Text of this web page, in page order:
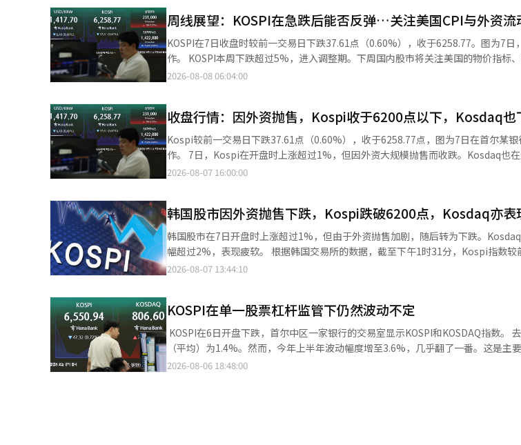
周线展望：KOSPI在急跌后能否反弹…关注美国CPI与外资流
KOSPI在7日收盘时较前一交易日下跌37.61点（0.60%），收于6258.77。图为7日
作。 KOSPI本周下跌超过5%，进入调整期。下周国内股市将关注美国的物价指标、外资流动以及半导体投资情绪的
恢复。证券界认为，尽管业绩改善的趋势仍在，但短期内因获利了结而出现的抛售可能
大规模人工智能（AI）投资后，KOSPI曾急剧反弹，但本周外资的卖出压力再次加
KOSPI在开盘时一度上涨超过1%，但外资净卖出8625亿韩元，最终收于6258.77。 证券界将美国AI投资周期的持续
性视为市场的关键变量。微软、亚马逊、Meta等主要科技公司在最近的业绩发布
（CAPEX）的趋势，并表示将继续投资AI基础设施。然而，市场的关注点已从投资规
内企业的业绩保持良好。KOSPI的净利润预估最近被上调，除三星电子和SK海力士
资在现货市场上转为净卖出，期货市场也没有出现积极的买入方向。单一股票杠杆
动性已大幅减弱，但分析认为，外资资金要真正流入，需要股东回报政策的具体化等制度性催化
美国7月消费者物价指数（CPI）、生产者物价指数（PPI）和零售销售等主要经济
期，可能导致长期利率上升和美元走强，从而对外资流动造成压力。相反，如果物
绩的改善预期可能会再次受到关注。 证券界认为，目前的调整更多是由于估值压力和获利了结，而非业绩恶化。由于
带来的波动性已大幅减弱，但为了进一步吸引外资资金流入，需要股东回报政策的
剂。”他还提到：“美国内存半导体期权市场上仍然存在的对冲头寸也是短期波动的因素。” 友安达证
在元表示：“当前市场正处于验证AI投资盈利能力和持续性的阶段，而非业绩受损
外资的净买入回归，以及美国物价指标、长期利率和地缘政治风险的缓解将是重
（AI）系统翻译与编辑。
2026-08-08 06:04:00
收盘行情：因外资抛售，Kospi收于6200点以下，Kosdaq也
Kospi较前一交易日下跌37.61点（0.60%），收于6258.77点，图为7日在首尔某
作。 7日，Kospi在开盘时上涨超过1%，但因外资大规模抛售而收跌。Kosdaq也在外资和机构的共同净卖出下出现
急剧下跌，但在交易结束前部分回升。 根据韩国交易所的数据，Kospi收于6258.77点，较前一交易日下跌37.61点
亿韩元，导致指数下跌。 Kospi市值前列的股票表现不一。三星电子（0.22%）、三星电机（3.99%）、LG能源解决
方案（4.35%）、三星生物制药（2.77%）、KB金融（2.51%）、汉华航空航天（
（-4.88%）、SK广场（-3.20%）、现代汽车（-1.13%）等则下跌。 Kosdaq指数收于798.81点，较前一交易日下跌
2.86点（0.36%）。该指数开盘时为807.62点，较前一交易日上涨5.95点（0.74%
跌超过3%，后有所回升。 在Kosdaq市场上，外资和机构分别净卖出2540亿韩元和1030亿韩元。个人则净买入3406
生态科技B（4.39%）、HLB（5.97%）、ABL生物（3.96%）、佩普特龙（2.13%
（-5.01%）、周成工程（-4.20%）、利诺工业（-1.79%）、元益IPS（-4.64%）
（AI）系统翻译与编辑。
2026-08-07 16:00:00
韩国股市因外资抛售下跌，Kospi跌破6200点，Kosdaq亦表
韩国股市在7日开盘时上涨超过1%，但由于外资抛售加剧，随后转为下跌。
幅超过2%，表现疲软。 根据韩国交易所的数据，截至下午1时31分，Kospi指数较前一个交易日下跌54.45点
（0.86%），报6241.93点。该指数开盘时较前一交易日上涨68.69点（1.09%），
三星生物制药（上涨1.19%）、KB金融（上涨1.57%）和汉华航空航天（上涨
（下跌4.68%）、SK广场（下跌3.25%）和现代汽车（下跌1.69%）则出现下跌。 同一时间，Kosdaq指数较前一个
交易日下跌16.01点（2.00%），报785.66点。该指数开盘时较前一交易日上涨
随后转为下跌。 在Kosdaq市场上，外资和机构分别净卖出2267亿韩元和1532亿韩元，个人则净买入3705亿韩元。
Kosdaq市值前列的股票表现也不一。阿尔特基因（上涨0.17%）、EcoPro BM（上
2026-08-07 13:44:10
KOSPI在单一股票杠杆监管下仍然波动不定
​​​​ KOSPI在6日开盘下跌，首尔中区一家银行的交易室显示KOSPI和KOSDAQ指数。 去年KOSPI的日收益率波动幅度
（平均）为1.4%。然而，今年上半年波动幅度增至3.6%，几乎翻了一番。这是主
着急剧上涨和急剧下跌的日子相对较多。单一股票杠杆（以下简称“单杠”）被认
2026-08-06 18:48:00